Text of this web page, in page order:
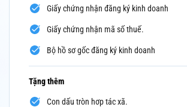
Giấy chứng nhận đăng ký kinh doanh
Giấy chứng nhận mã số thuế.
Bộ hồ sơ gốc đăng ký kinh doanh
Tặng thêm
Con dấu tròn hơp tác xã.